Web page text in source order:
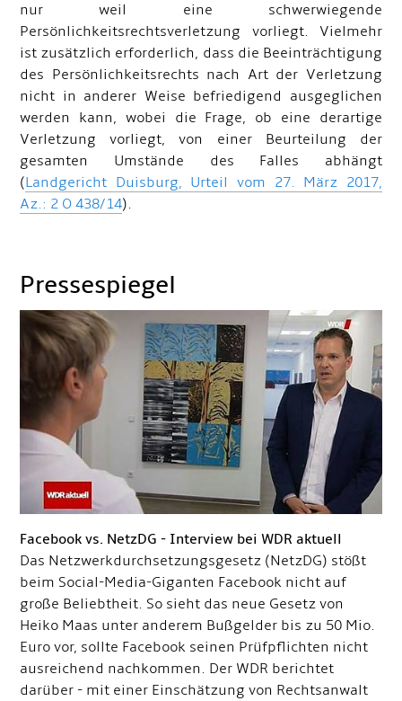
nur weil eine schwerwiegende
Persönlichkeitsrechtsverletzung vorliegt. Vielmehr
ist zusätzlich erforderlich, dass die Beeinträchtigung
des Persönlichkeitsrechts nach Art der Verletzung
nicht in anderer Weise befriedigend ausgeglichen
werden kann, wobei die Frage, ob eine derartige
Verletzung vorliegt, von einer Beurteilung der
gesamten Umstände des Falles abhängt
(Landgericht Duisburg, Urteil vom 27. März 2017,
Az.: 2 O 438/14).
Pressespiegel
Facebook vs. NetzDG - Interview bei WDR aktuell
Das Netzwerkdurchsetzungsgesetz (NetzDG) stößt
beim Social-Media-Giganten Facebook nicht auf
große Beliebtheit. So sieht das neue Gesetz von
Heiko Maas unter anderem Bußgelder bis zu 50 Mio.
Euro vor, sollte Facebook seinen Prüfpflichten nicht
ausreichend nachkommen. Der WDR berichtet
darüber - mit einer Einschätzung von Rechtsanwalt